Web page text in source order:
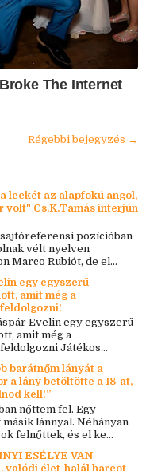
The Internet
Régebbi bejegyzés →
leckét az alapfokú angol,
volt" Cs.K.Tamás interjún
pozícióban
vélt nyelven
Marco Rubiót, de el...
egy egyszerű
amit még a
Evelin egy egyszerű
amit még a
Játékos...
barátnőm lányát a
a lány betöltötte a 18-at,
kell!”
nőttem fel. Egy
lánnyal. Néhányan
felnőttek, és el ke...
ESÉLYE VAN
valódi élet-halál harcot